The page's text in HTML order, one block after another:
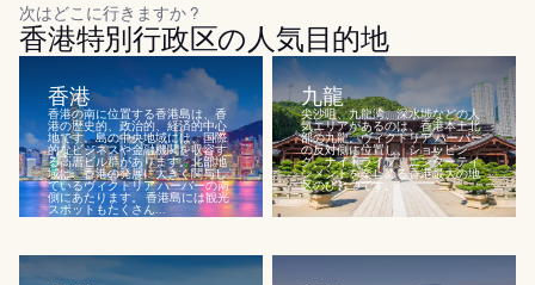
次はどこに行きますか ?
香港特別行政区の人気目的地
香港
香港の南に位置する香港島は、香
港の歴史的、政治的、経済的中心
地です。島の中央地域には、国際
的なビジネスや金融機関を収容す
る高層ビル群があります。北部地
域は、香港の発展に大きく関与し
ているヴィクトリア ハーバーの南
側にあたります。 香港島には観光
スポットもたくさん...
九龍
尖沙咀、九龍湾、深水埗などの人
気エリアがあるのは、香港本土北
部の九龍。ヴィクトリア ハーバー
の反対側に位置し、ショッピン
グ、ナイトライフ、エンターテイ
ンメントを楽しめる香港最大の地
区のひとつです。...